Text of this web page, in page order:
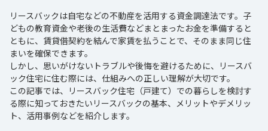
リースバックは自宅などの不動産を活用する資金調達法です。子
どもの教育資金や老後の生活費などまとまったお金を準備すると
ともに、賃貸借契約を結んで家賃を払うことで、そのまま同じ住
まいを確保できます。
しかし、思いがけないトラブルや後悔を避けるために、リースバ
ック住宅に住む際には、仕組みへの正しい理解が大切です。
この記事では、リースバック住宅（戸建て）での暮らしを検討す
る際に知っておきたいリースバックの基本、メリットやデメリッ
ト、活用事例などを紹介します。